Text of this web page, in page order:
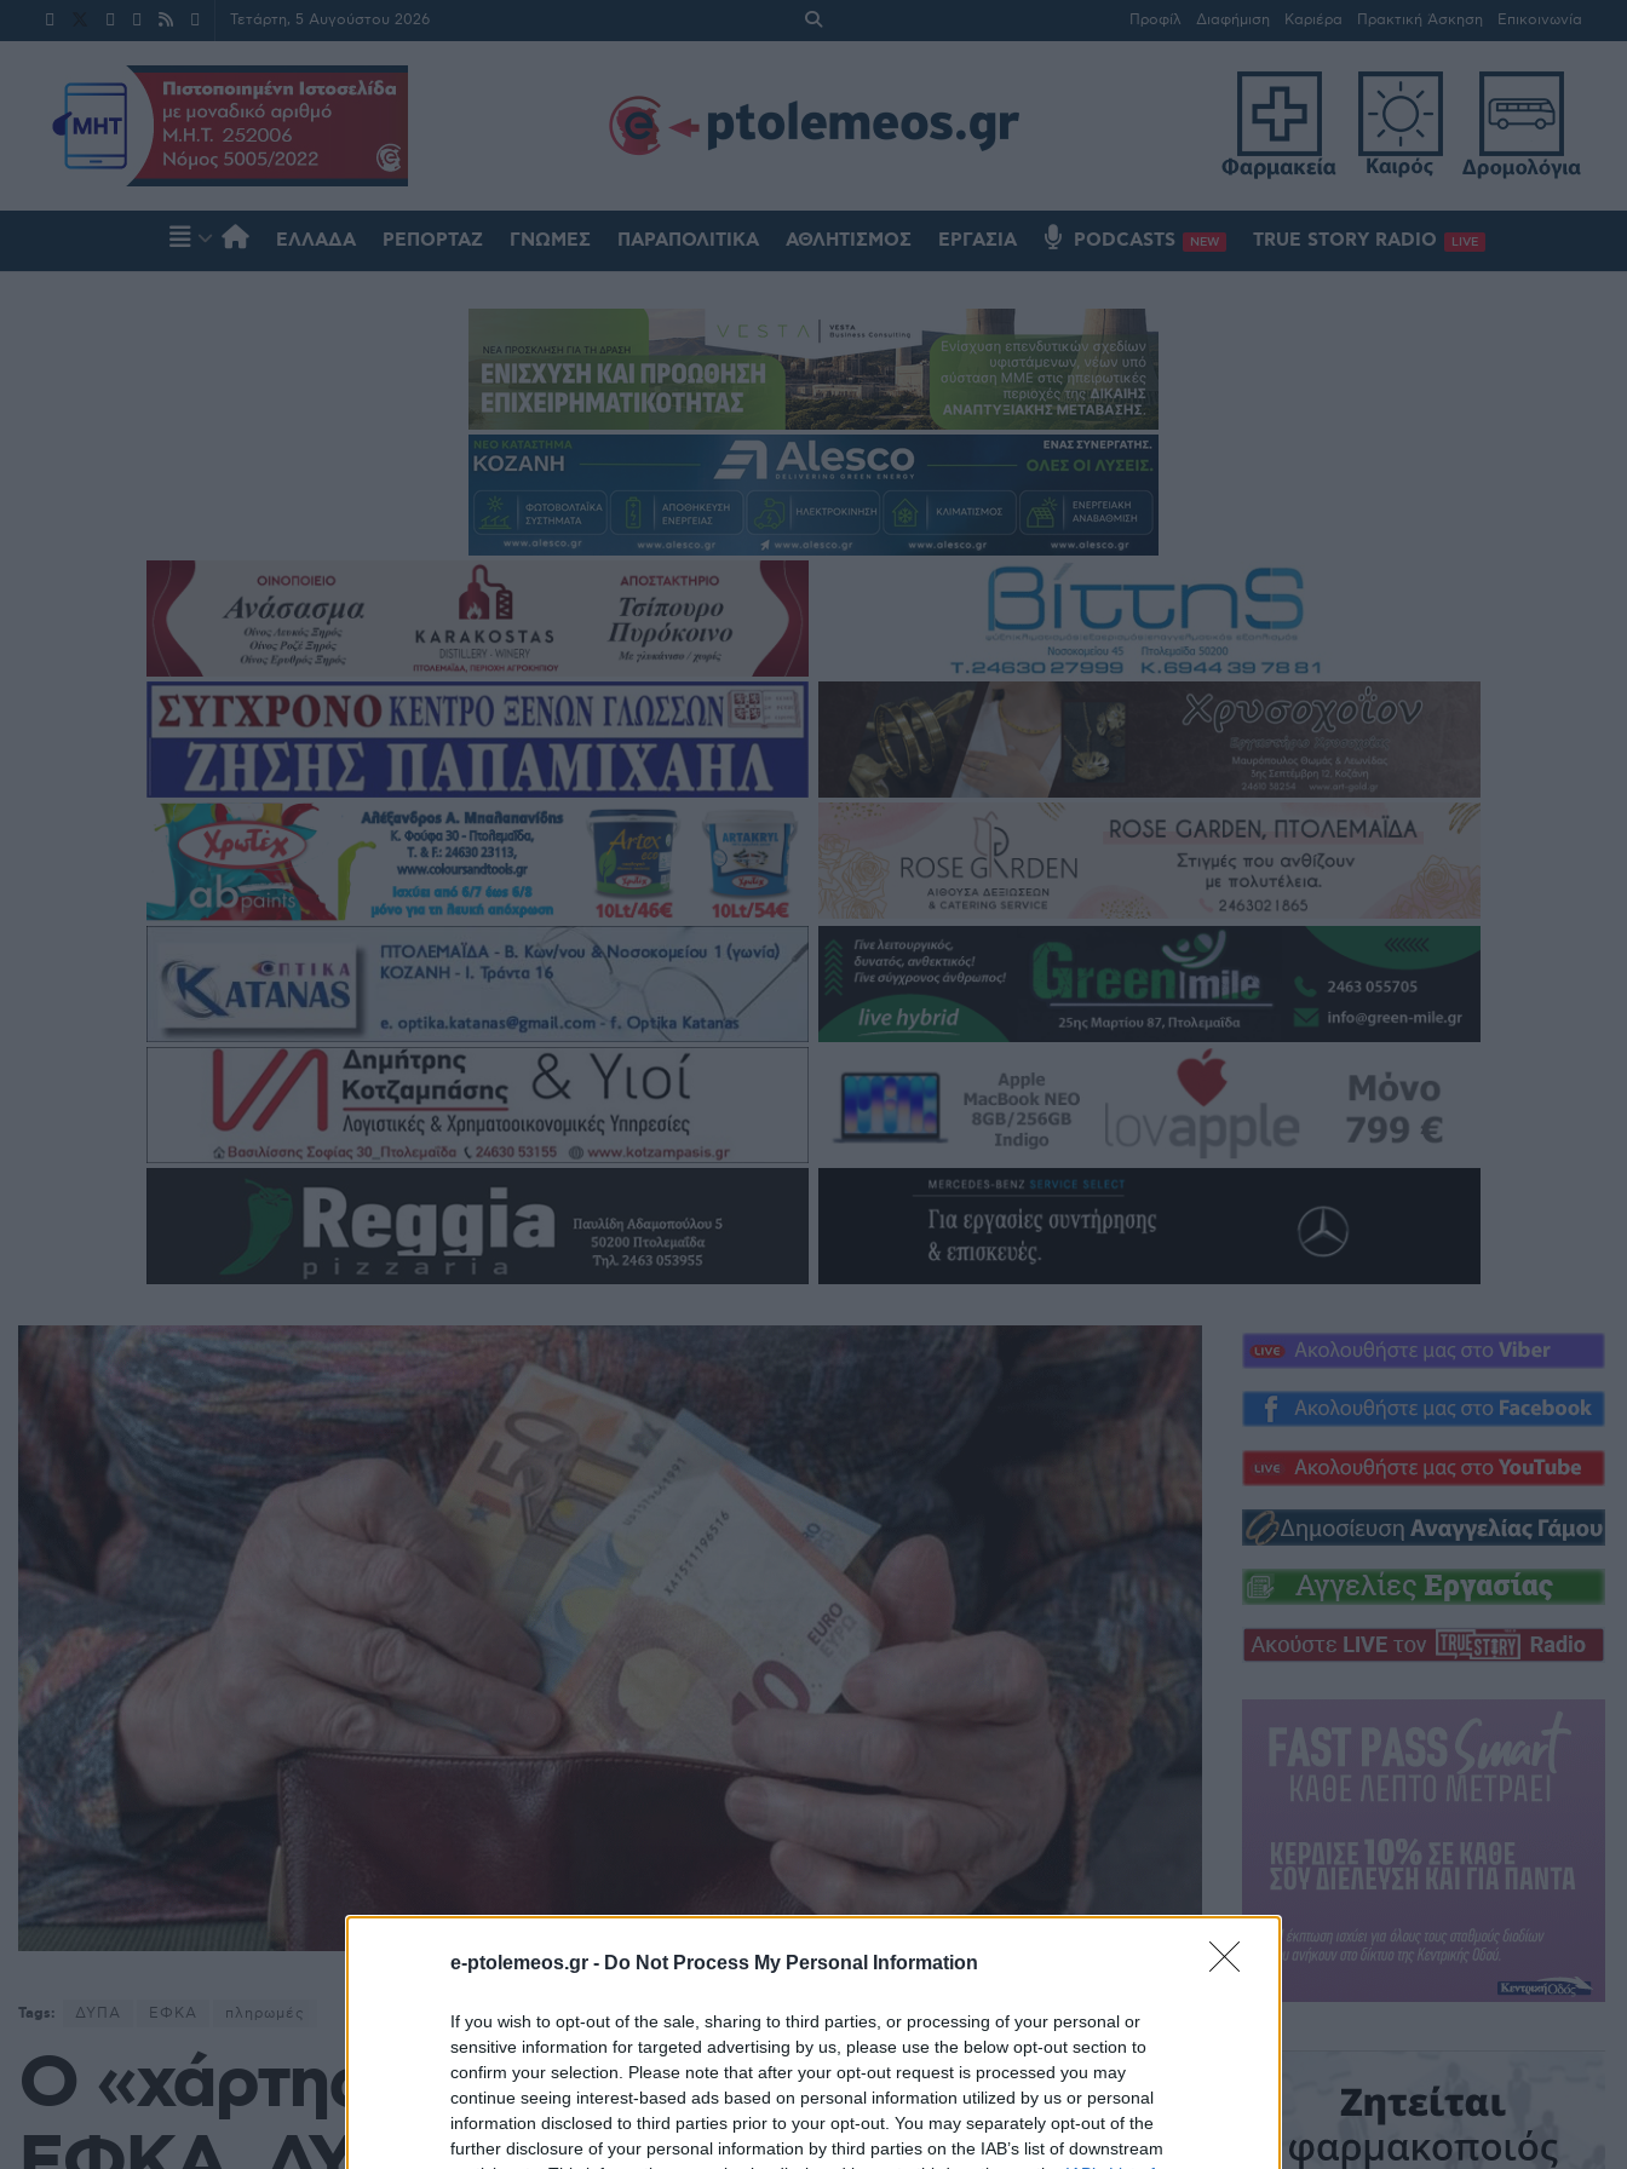
e-ptolemeos.gr - Do Not Process My Personal Information
If you wish to opt-out of the sale, sharing to third parties, or processing of your personal or
sensitive information for targeted advertising by us, please use the below opt-out section to
confirm your selection. Please note that after your opt-out request is processed you may
continue seeing interest-based ads based on personal information utilized by us or personal
information disclosed to third parties prior to your opt-out. You may separately opt-out of the
further disclosure of your personal information by third parties on the IAB’s list of downstream
Τετάρτη, 5 Αυγούστου 2026 Προφίλ Διαφήμιση Καριέρα Πρακτική Άσκηση Επικοινωνία
ΕΛΛΆΔΑ ΡΕΠΟΡΤΆΖ ΓΝΏΜΕΣ ΠΑΡΑΠΟΛΙΤΙΚΆ ΑΘΛΗΤΙΣΜΌΣ ΕΡΓΑΣΊΑ PODCASTS NEW TRUE STORY RADIO LIVE
Tags: ΔΥΠΑ ΕΦΚΑ πληρωμές
Ο «χάρτης» των πληρωμών από e-